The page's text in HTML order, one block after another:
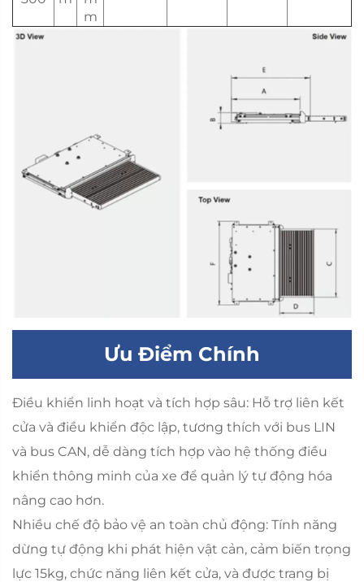
m
Ưu Điểm Chính
Điều khiển linh hoạt và tích hợp sâu: Hỗ trợ liên kết
cửa và điều khiển độc lập, tương thích với bus LIN
và bus CAN, dễ dàng tích hợp vào hệ thống điều
khiển thông minh của xe để quản lý tự động hóa
nâng cao hơn.
Nhiều chế độ bảo vệ an toàn chủ động: Tính năng
dừng tự động khi phát hiện vật cản, cảm biến trọng
lực 15kg, chức năng liên kết cửa, và được trang bị